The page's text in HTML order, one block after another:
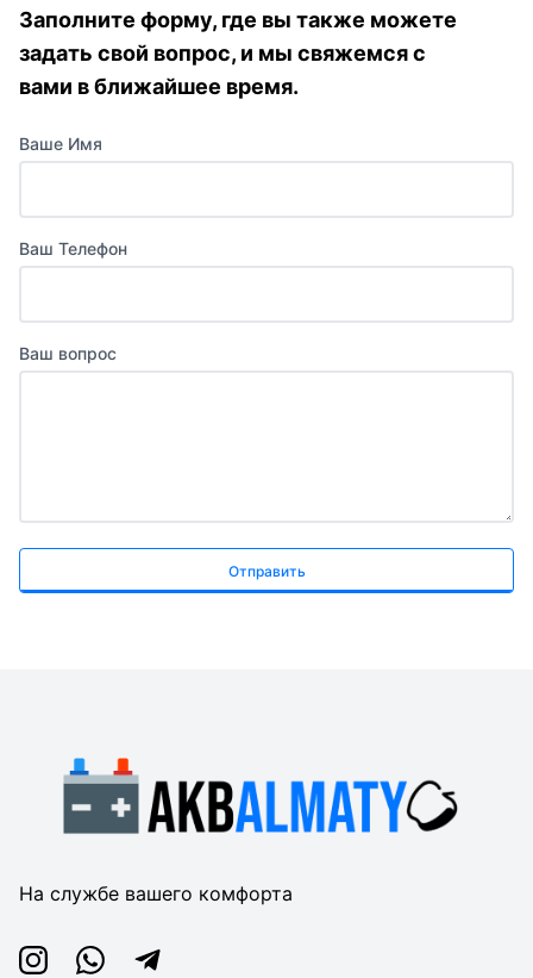
Заполните форму, где вы также можете
задать свой вопрос, и мы свяжемся с
вами в ближайшее время.
Ваше Имя
Ваш Телефон
Ваш вопрос
Отправить
На службе вашего комфорта
InstagramWhatsappTelegram